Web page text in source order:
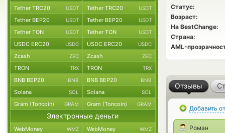
Статус:
Возраст:
На BestChange:
Страна:
AML-
Отзывы
Добавить
Роман
Tether TRC20 USDT Tether TRC20 USDT
Tether BEP20 USDT Tether BEP20 USDT
Tether TON USDT Tether TON USDT
USDC ERC20 USDC USDC ERC20 USDC
Zcash ZEC Zcash ZEC
TRON TRX TRON TRX
BNB BEP20 BNB BNB BEP20 BNB
Solana SOL Solana SOL
Gram (Toncoin) GRAM Gram (Toncoin) GRAM
Электронные деньги
WebMoney WMZ WebMoney WMZ